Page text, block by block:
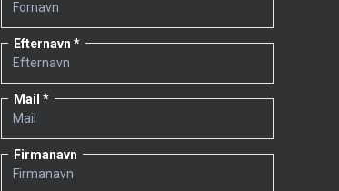
Efternavn
Mail
Firmanavn